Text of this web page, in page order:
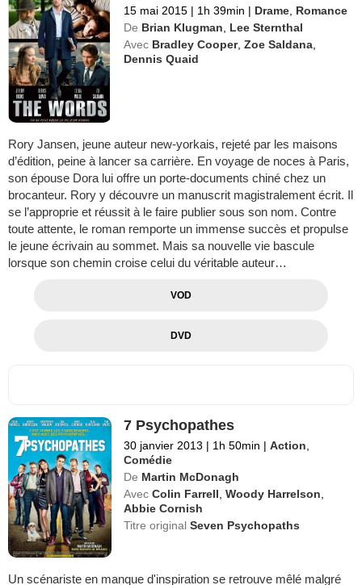
15 mai 2015 | 1h 39min | Drame Romance
De Brian Klugman
Lee Sternthal
Avec Bradley Cooper,Zoe Saldana
Dennis Quaid
Rory Jansen, jeune auteur new-yorkais, rejeté par les maisons
d’édition, peine à lancer sa carrière. En voyage de noces à Paris,
son épouse Dora lui offre un porte-documents chiné chez un
brocanteur. Rory y découvre un manuscrit magistralement écrit. Il
se l’approprie et réussit à le faire publier sous son nom. Contre
toute attente, le roman remporte un immense succès et propulse
le jeune écrivain au sommet. Mais sa nouvelle vie bascule
lorsque son chemin croise celui du véritable auteur…
VOD
DVD
7 Psychopathes
30 janvier 2013 | 1h 50min | Action
Comédie
De Martin McDonagh
Avec Colin Farrell ,Woody Harrelson
Abbie Cornish
Titre originalSeven Psychopaths
Un scénariste en manque d'inspiration se retrouve mêlé malgré